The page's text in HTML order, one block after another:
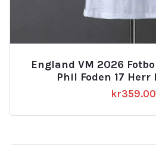
England VM 2026
Phil Foden 17
kr359.00